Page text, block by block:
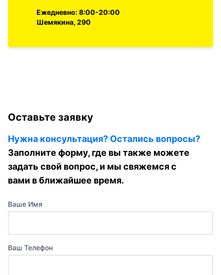
Ежедневно: 8:00-20:00
Шемякина, 290
Оставьте заявку
Нужна консультация? Остались вопросы?
Заполните форму, где вы также можете
задать свой вопрос, и мы свяжемся с
вами в ближайшее время.
Ваше Имя
Ваш Телефон